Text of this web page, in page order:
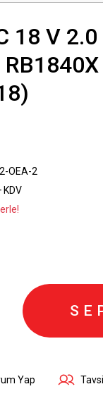
18 V
OEA-2
KDV
Yap